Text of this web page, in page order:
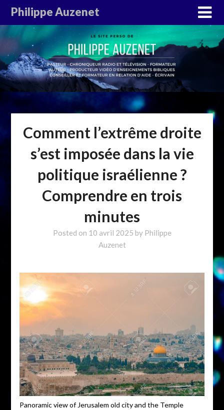
Philippe Auzenet
Comment l’extrême droite
s’est imposée dans la vie
politique israélienne ?
Comprendre en trois
minutes
Posted on 10 avril 2025 by Philippe
Auzenet
Panoramic view of Jerusalem old city and the Temple